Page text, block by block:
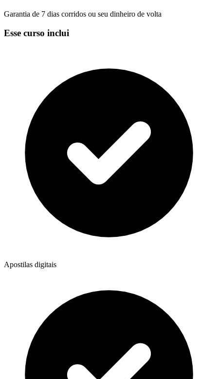
Garantia de 7 dias corridos ou seu dinheiro de volta
Esse curso inclui
Apostilas digitais